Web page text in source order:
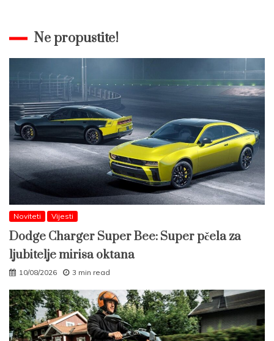
Ne propustite!
Noviteti Vijesti
Dodge Charger Super Bee: Super pčela za
ljubitelje mirisa oktana
10/08/2026 3 min read